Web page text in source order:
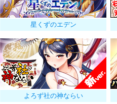
星くずのエデン
よろず社の神ならい